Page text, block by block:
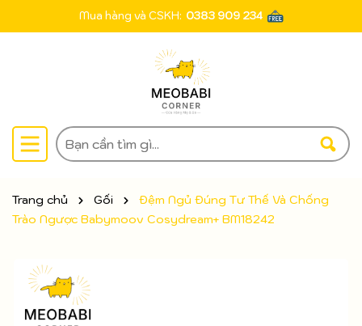
Mua hàng và CSKH: 0383 909 234
Trang chủ Gối
Đệm Ngủ Đúng Tư Thế Và Chống
Trào Ngược Babymoov Cosydream+ BM18242